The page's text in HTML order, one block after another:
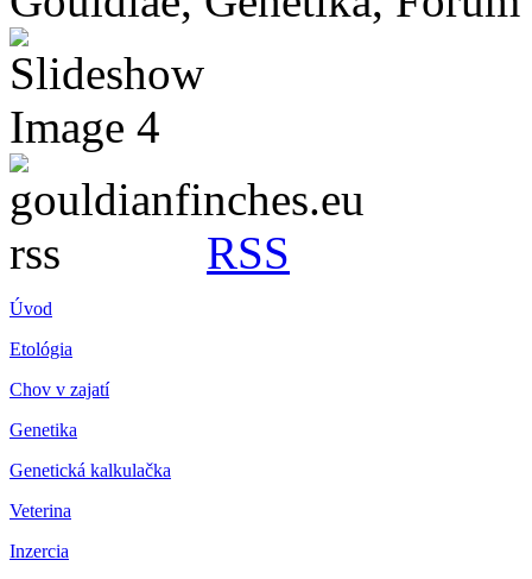
RSS
Úvod
Etológia
Chov v zajatí
Genetika
Genetická kalkulačka
Veterina
Inzercia